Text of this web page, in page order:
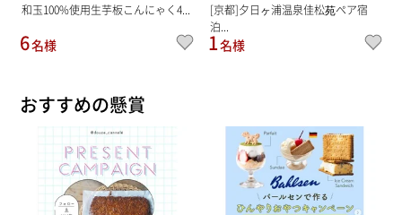
和玉100%使用生芋板こんにゃく4...
6名様
[京都]夕日ヶ浦温泉佳松苑ペア宿
泊...
1名様
おすすめの懸賞